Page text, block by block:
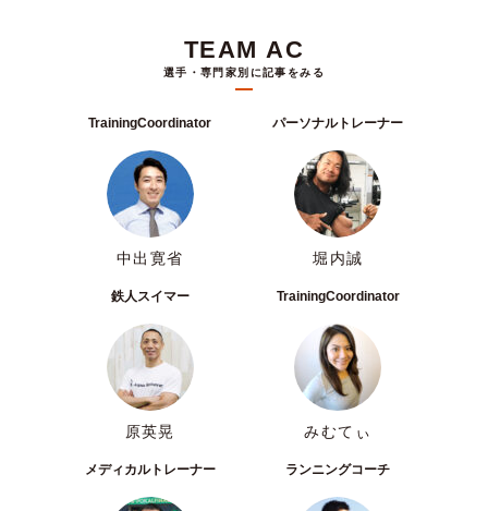
TEAM AC
選手・専門家別に記事をみる
TrainingCoordinator
中出寛省
パーソナルトレーナー
堀内誠
鉄人スイマー
原英晃
TrainingCoordinator
みむてぃ
メディカルトレーナー ランニングコーチ